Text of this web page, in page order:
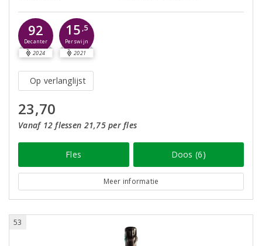
92
Decanter
2024
15 ,5
Perswijn
2021
Op verlanglijst
23,70
Vanaf 12 flessen 21,75 per fles
Fles Doos (6)
Meer informatie
53